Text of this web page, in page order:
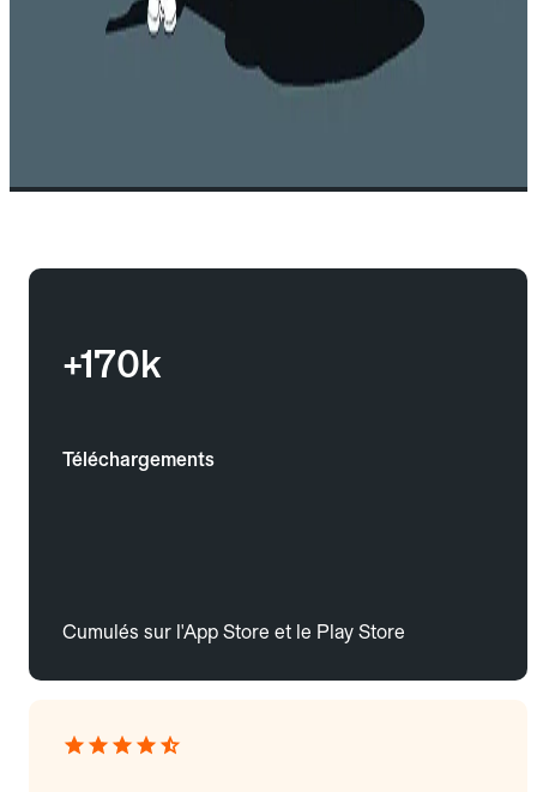
+170k
Téléchargements
Cumulés sur l'App Store et le Play Store